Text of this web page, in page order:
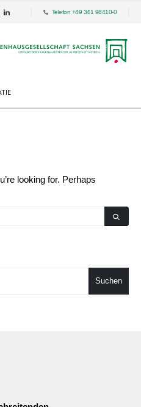
Telefon +49 341 98410-0
looking for. Perhaps
Suchen